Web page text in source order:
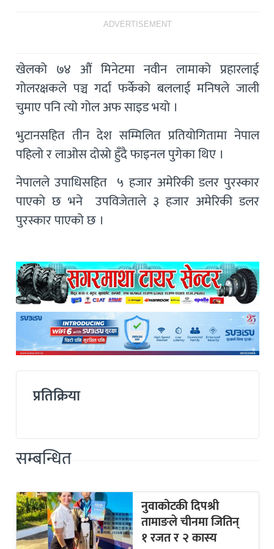
ADVERTISEMENT
खेलको ७४ औं मिनेटमा नवीन लामाको प्रहारलाई
गोलरक्षकले पञ्च गर्दा फर्केको बललाई मनिषले जाली
चुमाए पनि त्यो गोल अफ साइड भयो ।
भुटानसहित तीन देश सम्मिलित प्रतियोगितामा नेपाल
पहिलो र लाओस दोस्रो हुँदै फाइनल पुगेका थिए ।
नेपालले उपाधिसहित ५ हजार अमेरिकी डलर पुरस्कार
पाएको छ भने उपविजेताले ३ हजार अमेरिकी डलर
पुरस्कार पाएको छ ।
प्रतिक्रिया
सम्बन्धित
नुवाकोटकी दिपश्री
तामाङले चीनमा जितिन्
१ रजत र २ कास्य